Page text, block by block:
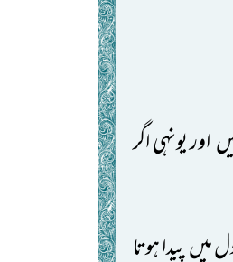
اور یونہی اگر
میں پیدا ہوتا